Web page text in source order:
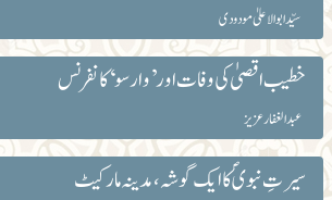
سیّد ابوالاعلیٰ مودودی
خطیب اقصیٰ کی وفات اور ’وارسو‘ کانفرنس
عبد الغفار عزیز
سیرتِ نبویؐ کا ایک گوشہ،مدینہ مارکیٹ